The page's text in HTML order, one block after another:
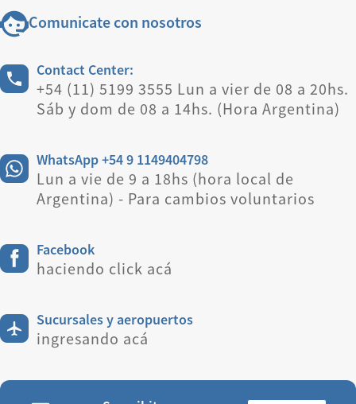
Comunicate con nosotros
Contact Center:
+54 (11) 5199 3555 Lun a vier de 08 a 20hs.
Sáb y dom de 08 a 14hs. (Hora Argentina)
WhatsApp +54 9 1149404798
Lun a vie de 9 a 18hs (hora local de
Argentina) - Para cambios voluntarios
Facebook
haciendo click acá
Sucursales y aeropuertos
ingresando acá